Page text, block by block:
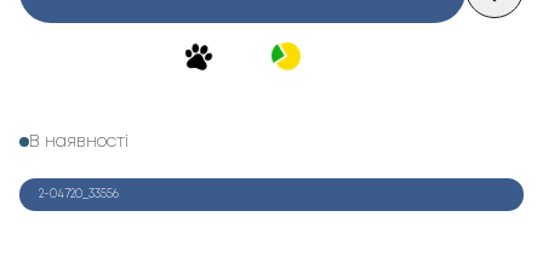
В наявності
2-04720_33556